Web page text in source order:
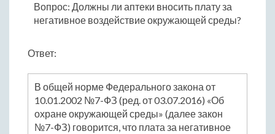
Вопрос: Должны ли аптеки вносить плату за
негативное воздействие окружающей среды?
Ответ:
В общей норме Федерального закона от
10.01.2002 №7-ФЗ (ред. от 03.07.2016) «Об
охране окружающей среды» (далее закон
№7-ФЗ) говорится, что плата за негативное